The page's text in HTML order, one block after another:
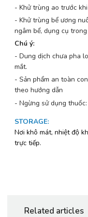
- Khử trùng ao trước
- Khử trùng bể ương
ngâm bể, dụng cụ
Chú ý:
- Dung dịch chưa pha
mắt.
- Sản phẩm an toàn
theo hướng dẫn
- Ngừng sử dụng
STORAGE:
Nơi khô mát, nhiệt độ
trực tiếp.
Related articles